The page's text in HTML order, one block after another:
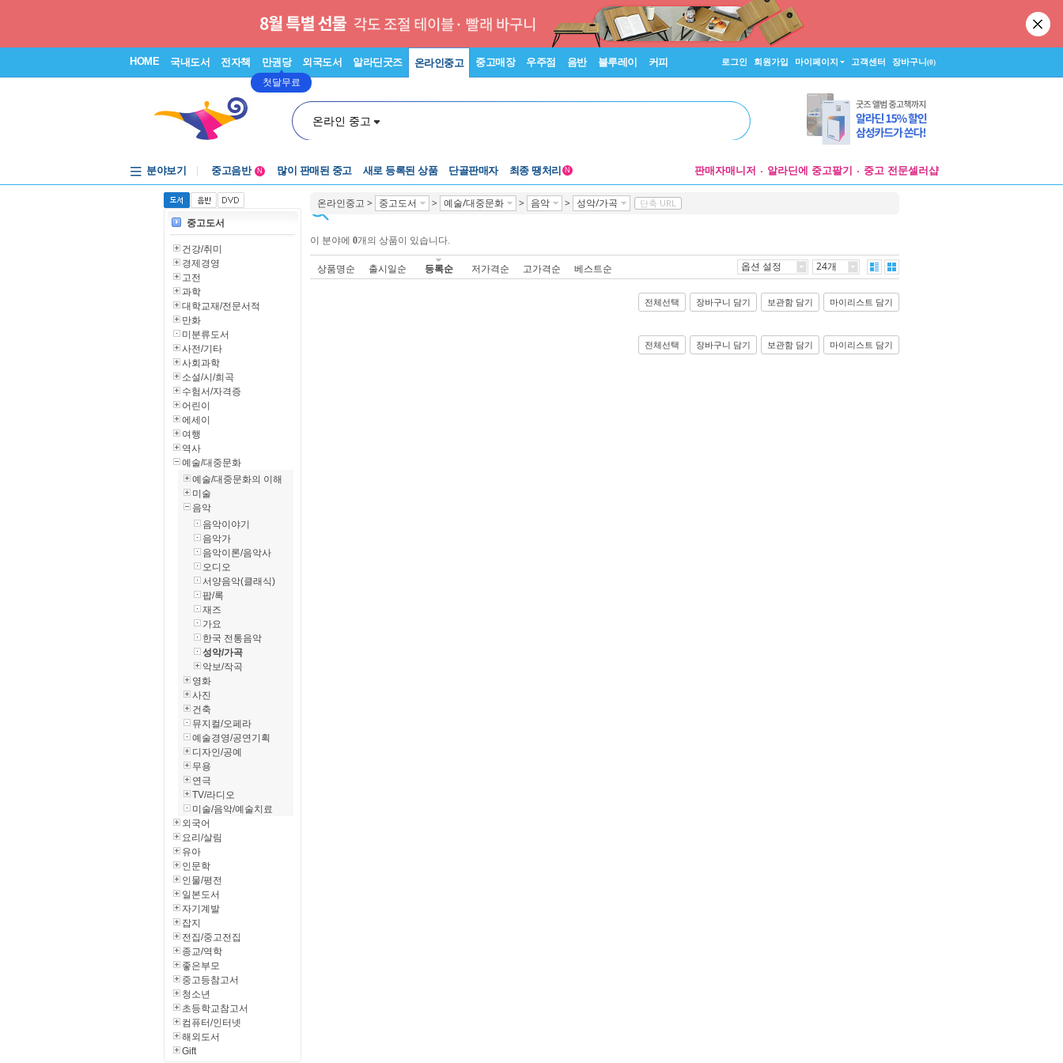
HOME 국내도서 전자책 만권당
첫달무료
외국도서 알라딘굿즈 온라인중고 중고매장 우주점 음반 블루레이 커피 로그인 회원가입 마이페이지 고객센터 장바구니(0)
온라인 중고
분야보기
중고음반
1천원부터
중고음반
N 많이 판매된 중고 새로 등록된 상품 단골판매자 최종 땡처리 N 판매자매니저 알라딘에 중고팔기 중고 전문셀러샵
온라인중고 > 중고도서 > 예술/대중문화 > 음악 > 성악/가곡 단축 URL
이 분야에 0개의 상품이 있습니다.
상품명순 출시일순 등록순 저가격순 고가격순 베스트순 옵션 설정 24개
전체선택 장바구니 담기 보관함 담기 마이리스트 담기
전체선택 장바구니 담기 보관함 담기 마이리스트 담기
중고도서
건강/취미
경제경영
고전
과학
대학교재/전문서적
만화
미분류도서
사전/기타
사회과학
소설/시/희곡
수험서/자격증
어린이
에세이
여행
역사
예술/대중문화
예술/대중문화의 이해
미술
음악
음악이야기
음악가
음악이론/음악사
오디오
서양음악(클래식)
팝/록
재즈
가요
한국 전통음악
성악/가곡
악보/작곡
영화
사진
건축
뮤지컬/오페라
예술경영/공연기획
디자인/공예
무용
연극
TV/라디오
미술/음악/예술치료
외국어
요리/살림
유아
인문학
인물/평전
일본도서
자기계발
잡지
전집/중고전집
종교/역학
좋은부모
중고등참고서
청소년
초등학교참고서
컴퓨터/인터넷
해외도서
Gift